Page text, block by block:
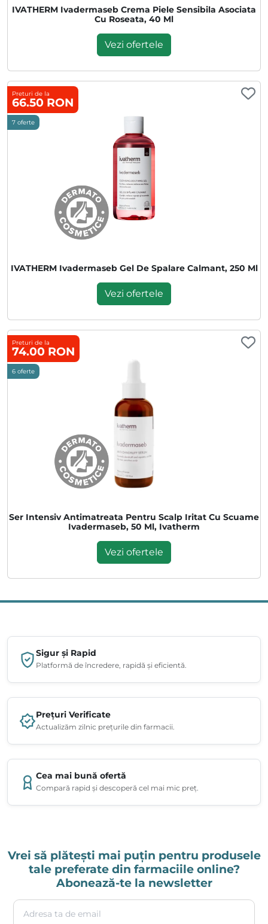
IVATHERM Ivadermaseb Crema Piele Sensibila Asociata
Cu Roseata, 40 Ml
Vezi ofertele
IVATHERM Ivadermaseb Gel De Spalare Calmant, 250 Ml
Preturi de la
66.50 RON
7 oferte
Vezi ofertele
Ser Intensiv Antimatreata Pentru Scalp Iritat Cu Scuame
Ivadermaseb, 50 Ml, Ivatherm
Preturi de la
74.00 RON
6 oferte
Vezi ofertele
Sigur și Rapid
Platformă de încredere, rapidă și eficientă.
Prețuri Verificate
Actualizăm zilnic prețurile din farmacii.
Cea mai bună ofertă
Compară rapid și descoperă cel mai mic preț.
Vrei să plătești mai puțin pentru produsele
tale preferate din farmaciile online?
Abonează-te la newsletter
Adresa ta de email